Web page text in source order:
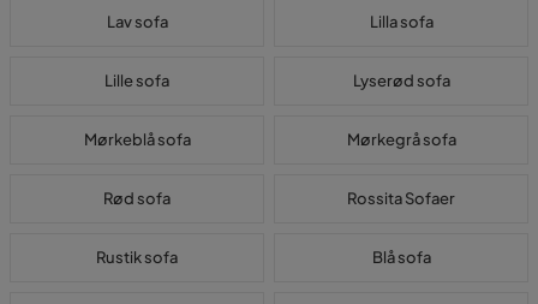
Lav sofa Lilla sofa
Lille sofa Lyserød sofa
Mørkeblå sofa Mørkegrå sofa
Rød sofa Rossita Sofaer
Rustik sofa Blå sofa